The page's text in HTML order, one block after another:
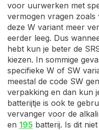
voor uurwerken met
vermogen vragen zoals
deze W variant meer
eerder leeg. Dus
hebt kun je beter de
kiezen. In sommige
specifieke W of SW
meestal de code SW
verpakking en dan kun
batterijtje is ook te
vervanger voor de
en 195 batterij. Is dit